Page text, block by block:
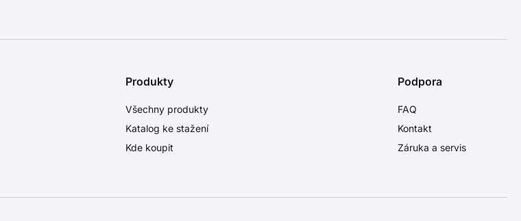
Produkty
Všechny produkty
Katalog ke stažení
Kde koupit
Podpora
FAQ
Kontakt
Záruka a servis